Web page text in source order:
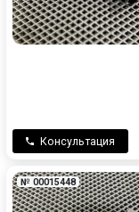
Консультация
№ 00015448